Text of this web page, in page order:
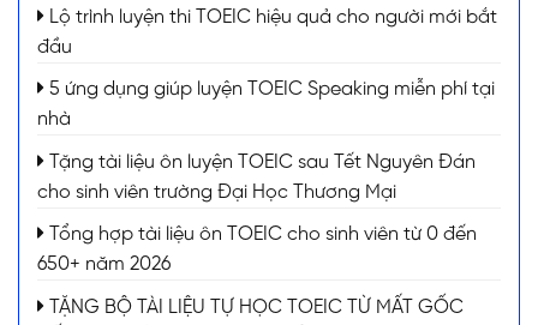
Lộ trình luyện thi TOEIC hiệu quả cho người mới bắt
đầu
5 ứng dụng giúp luyện TOEIC Speaking miễn phí tại
nhà
Tặng tài liệu ôn luyện TOEIC sau Tết Nguyên Đán
cho sinh viên trường Đại Học Thương Mại
Tổng hợp tài liệu ôn TOEIC cho sinh viên từ 0 đến
650+ năm 2026
TẶNG BỘ TÀI LIỆU TỰ HỌC TOEIC TỪ MẤT GỐC